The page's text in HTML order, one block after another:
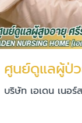
บริษัท เอเดน เนอร์ส